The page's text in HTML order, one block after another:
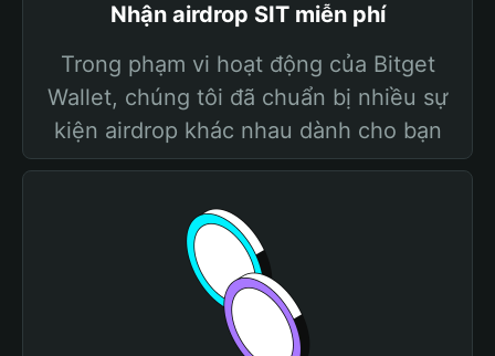
Nhận airdrop SIT miễn phí
Trong phạm vi hoạt động của Bitget
Wallet, chúng tôi đã chuẩn bị nhiều sự
kiện airdrop khác nhau dành cho bạn